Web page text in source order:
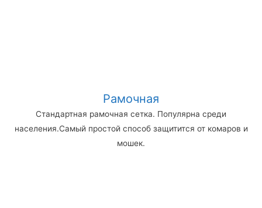
Рамочная
Стандартная рамочная сетка. Популярна среди
населения.Самый простой способ защитится от комаров и
мошек.